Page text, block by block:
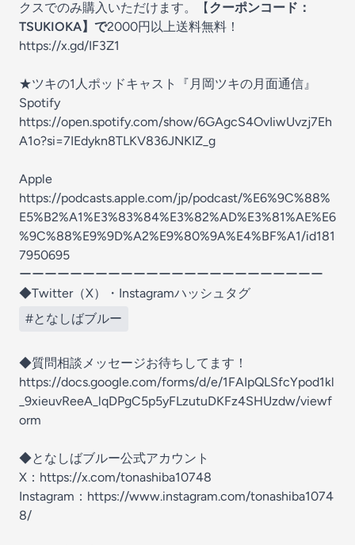
クスでのみ購入いただけます。【クーポンコード：
TSUKIOKA】で2000円以上送料無料！
https://x.gd/IF3Z1
★ツキの1人ポッドキャスト『月岡ツキの月面通信』
Spotify
https://open.spotify.com/show/6GAgcS4OvIiwUvzj7Eh
A1o?si=7IEdykn8TLKV836JNKIZ_g
Apple
https://podcasts.apple.com/jp/podcast/%E6%9C%88%
E5%B2%A1%E3%83%84%E3%82%AD%E3%81%AE%E6
%9C%88%E9%9D%A2%E9%80%9A%E4%BF%A1/id181
7950695
ーーーーーーーーーーーーーーーーーーーーーーーー
◆Twitter（X）・Instagramハッシュタグ
#となしばブルー
◆質問相談メッセージお待ちしてます！
⁠https://docs.google.com/forms/d/e/1FAIpQLSfcYpod1kl
_9xieuvReeA_lqDPgC5p5yFLzutuDKFz4SHUzdw/viewf
orm⁠
◆となしばブルー公式アカウント
X： ⁠https://x.com/tonashiba10748⁠
Instagram：⁠⁠ https://www.instagram.com/tonashiba1074
8/